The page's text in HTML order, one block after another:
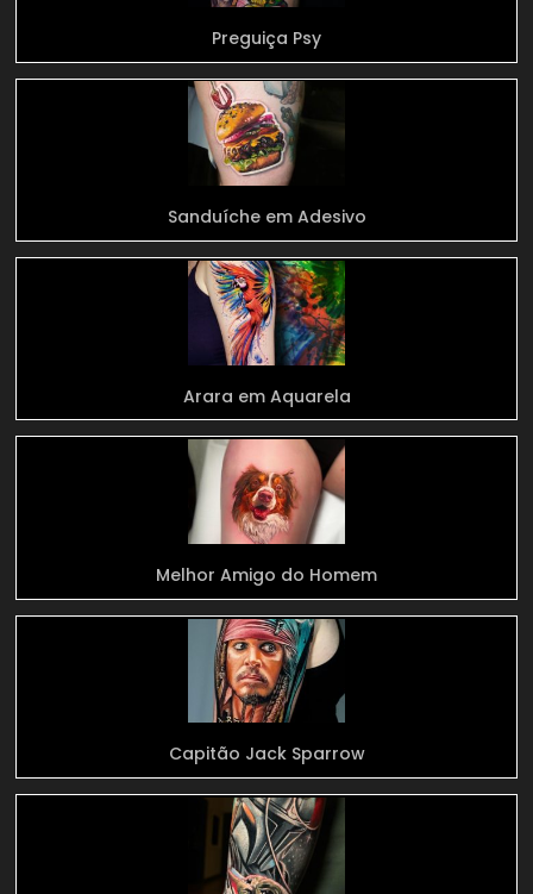
Preguiça Psy
Sanduíche em Adesivo
Arara em Aquarela
Melhor Amigo do Homem
Capitão Jack Sparrow